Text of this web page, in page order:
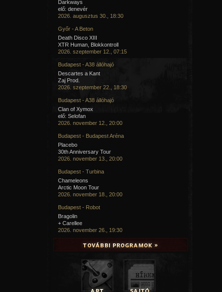
Darkways
elő: denevér
2026. augusztus 30., 18:30
Győr - A Beton
Death Disco XIII
XTR Human, Blokkontroll
2026. szeptember 12., 07:15
Budapest - A38 állóhajó
Descartes a Kant
Zaj Prod.
2026. szeptember 22., 18:30
Budapest - A38 állóhajó
Clan of Xymox
elő: Selofan
2026. november 12., 20:00
Budapest - Budapest Aréna
Placebo
30th Anniversary Tour
2026. november 13., 20:00
Budapest - Turbina
Chameleons
Arctic Moon Tour
2026. november 18., 20:00
Budapest - Robot
Bragolin
+ Carellee
2026. november 26., 19:30